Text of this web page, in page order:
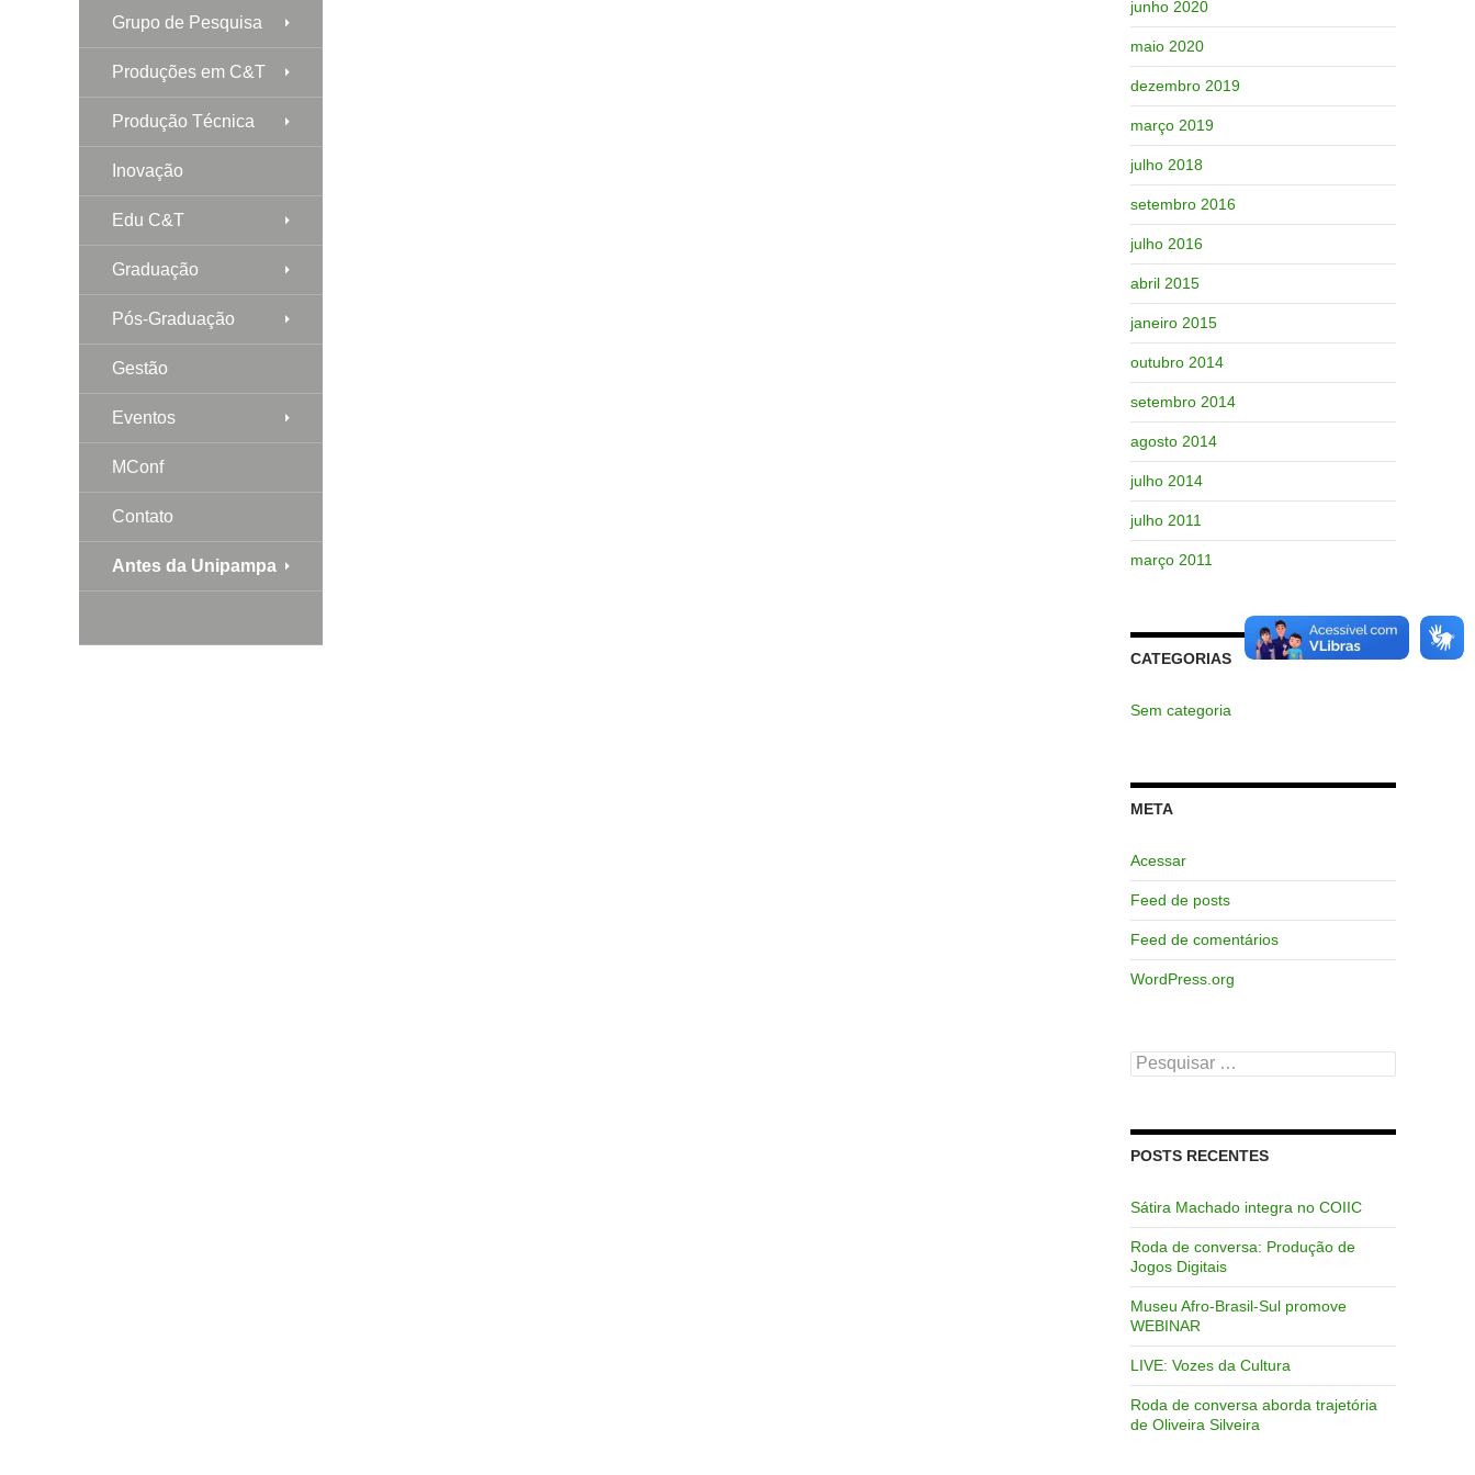
junho 2020
maio 2020
dezembro 2019
março 2019
julho 2018
setembro 2016
julho 2016
abril 2015
janeiro 2015
outubro 2014
setembro 2014
agosto 2014
julho 2014
julho 2011
março 2011
CATEGORIAS
Sem categoria
META
Acessar
Feed de posts
Feed de comentários
WordPress.org
Pesquisar
por:
POSTS RECENTES
Sátira Machado integra no COIIC
Roda de conversa: Produção de
Jogos Digitais
Museu Afro-Brasil-Sul promove
WEBINAR
LIVE: Vozes da Cultura
Roda de conversa aborda trajetória
de Oliveira Silveira
Grupo de Pesquisa
Produções em C&T
Produção Técnica
Inovação
Edu C&T
Graduação
Pós-Graduação
Gestão
Eventos
MConf
Contato
Antes da Unipampa